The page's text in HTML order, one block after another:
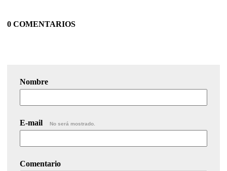
0 COMENTARIOS
Nombre
E-mail No será mostrado.
Comentario